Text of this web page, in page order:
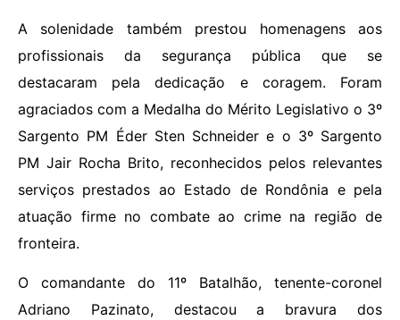
A solenidade também prestou homenagens aos
profissionais da segurança pública que se
destacaram pela dedicação e coragem. Foram
agraciados com a Medalha do Mérito Legislativo o 3º
Sargento PM Éder Sten Schneider e o 3º Sargento
PM Jair Rocha Brito, reconhecidos pelos relevantes
serviços prestados ao Estado de Rondônia e pela
atuação firme no combate ao crime na região de
fronteira.
O comandante do 11º Batalhão, tenente-coronel
Adriano Pazinato, destacou a bravura dos